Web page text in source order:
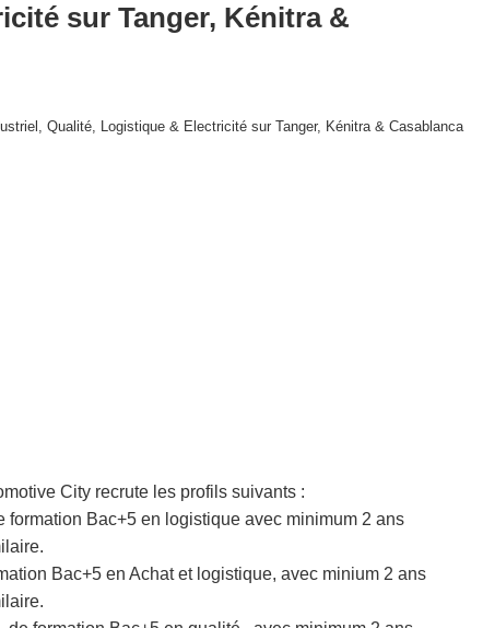
sur Tanger, Kénitra &
City recrute les profils suivants :
formation Bac+5 en logistique avec minimum 2 ans
Bac+5 en Achat et logistique, avec minium 2 ans